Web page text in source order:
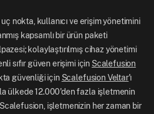
nokta, kullanıcı ve erişim yönetimini
kapsamlı bir ürün paketi
kolaylaştırılmış cihaz yönetimi
sıfır güven erişimi için Scalefusion
güvenliği için Scalefusion Veltar'ı
ülkede 12.000'den fazla işletmenin
işletmenizin her zaman bir